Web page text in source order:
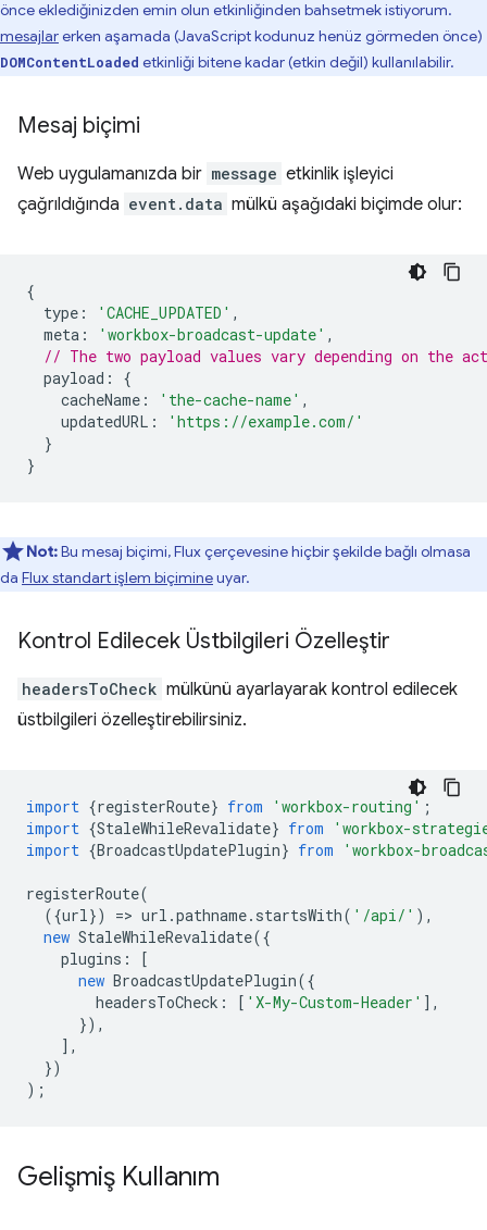
önce eklediğinizden emin olun etkinliğinden bahsetmek istiyorum.
mesajlarerken aşamada (JavaScript kodunuz henüz görmeden önce)
DOMContentLoaded etkinliği bitene kadar (etkin değil) kullanılabilir.
Mesaj biçimi
Web uygulamanızda bir message etkinlik işleyici
çağrıldığında event.data mülkü aşağıdaki biçimde olur:
{
type : 'CACHE_UPDATED' ,
meta : 'workbox-broadcast-update' ,
// The two payload values vary depending on the
payload :
{
cacheName : 'the-cache-name' ,
updatedURL :
'https://example.com/'
}
}
Not:Bu mesaj biçimi, Flux çerçevesine hiçbir şekilde bağlı olmasa
da Flux standart işlem biçimineuyar.
Kontrol Edilecek Üstbilgileri Özelleştir
headersToCheck mülkünü ayarlayarak kontrol edilecek
üstbilgileri özelleştirebilirsiniz.
import {registerRoute} from 'workbox-routing' ;
import {StaleWhileRevalidate} from
'workbox-
import {BroadcastUpdatePlugin} from 'workbox-
registerRoute(
({url}) => url .pathname. startsWith( '/api/' ),
new StaleWhileRevalidate({
plugins :
[
new BroadcastUpdatePlugin({
headersToCheck : [ 'X-My-Custom-Header' ],
}),
],
})
);
Gelişmiş Kullanım